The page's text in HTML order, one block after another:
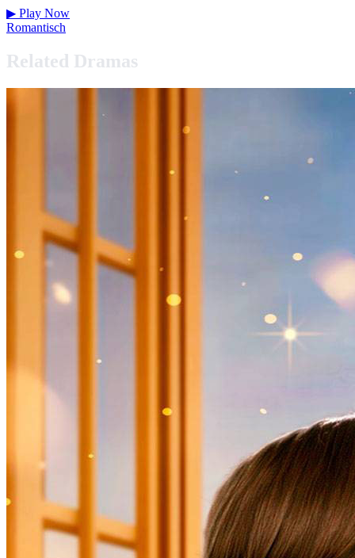
▶ Play Now
Romantisch
Related Dramas